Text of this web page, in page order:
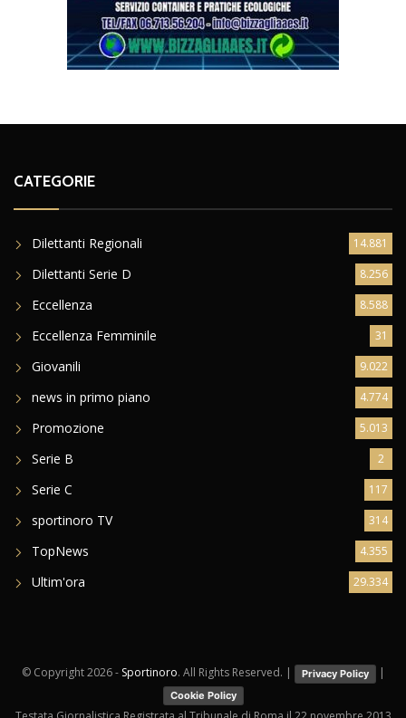
CATEGORIE
Dilettanti Regionali 14.881
Dilettanti Serie D 8.256
Eccellenza 8.588
Eccellenza Femminile 31
Giovanili 9.022
news in primo piano 4.774
Promozione 5.013
Serie B 2
Serie C 117
sportinoro TV 314
TopNews 4.355
Ultim'ora 29.334
© Copyright2026 - Sportinoro. All Rights Reserved. | Privacy Policy
Cookie Policy